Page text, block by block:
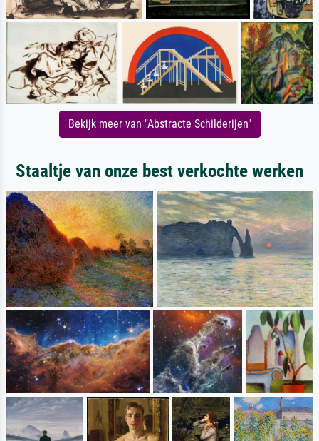
Bekijk meer van "Abstracte Schilderijen"
Staaltje van onze best verkochte werken